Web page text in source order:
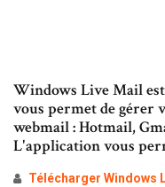
Windows Live Mail
vous permet de gérer
webmail : Hotmail,
L'application vous
Télécharger Windows